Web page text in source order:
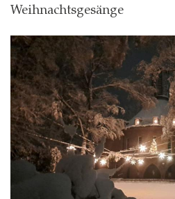
Weihnachtsgesänge